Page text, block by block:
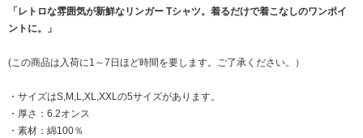
「レトロな雰囲気が新鮮なリンガー Tシャツ。着るだけで着こなしのワンポイ
ントに。」
(この商品は入荷に1～7日ほど時間を要します。ご了承ください。）
・サイズはS,M,L,XL,XXLの5サイズがあります。
・厚さ：6.2オンス
・素材：綿100％